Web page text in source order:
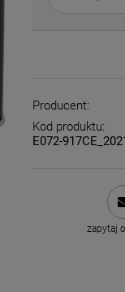
Producent:
Kod produktu:
E072-
zapytaj